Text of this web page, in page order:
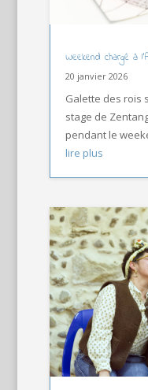
Weekend chargé à
20 janvier 2026
Galette des rois
stage de
pendant le
lire plus